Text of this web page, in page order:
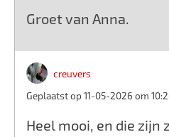
Groet van Anna.
creuvers
Geplaatst op 11-05-2026 om
Heel mooi, en die zijn